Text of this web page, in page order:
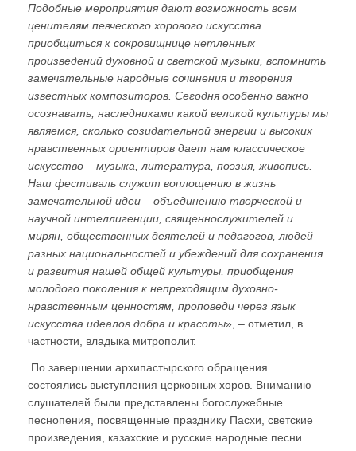
Подобные мероприятия дают возможность всем
ценителям певческого хорового искусства
приобщиться к сокровищнице нетленных
произведений духовной и светской музыки, вспомнить
замечательные народные сочинения и творения
известных композиторов. Сегодня особенно важно
осознавать, наследниками какой великой культуры мы
являемся, сколько созидательной энергии и высоких
нравственных ориентиров дает нам классическое
искусство – музыка, литература, поэзия, живопись.
Наш фестиваль служит воплощению в жизнь
замечательной идеи – объединению творческой и
научной интеллигенции, священнослужителей и
мирян, общественных деятелей и педагогов, людей
разных национальностей и убеждений для сохранения
и развития нашей общей культуры, приобщения
молодого поколения к непреходящим духовно-
нравственным ценностям, проповеди через язык
искусства идеалов добра и красоты», – отметил, в
частности, владыка митрополит.
По завершении архипастырского обращения
состоялись выступления церковных хоров. Вниманию
слушателей были представлены богослужебные
песнопения, посвященные празднику Пасхи, светские
произведения, казахские и русские народные песни.